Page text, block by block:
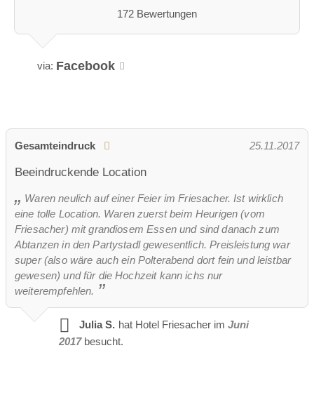
172 Bewertungen
via: Facebook
Gesamteindruck 25.11.2017
Beeindruckende Location
Waren neulich auf einer Feier im Friesacher. Ist wirklich
eine tolle Location. Waren zuerst beim Heurigen (vom
Friesacher) mit grandiosem Essen und sind danach zum
Abtanzen in den Partystadl gewesentlich. Preisleistung war
super (also wäre auch ein Polterabend dort fein und leistbar
gewesen) und für die Hochzeit kann ichs nur
weiterempfehlen.
Julia S. hat Hotel Friesacher im Juni
2017 besucht.